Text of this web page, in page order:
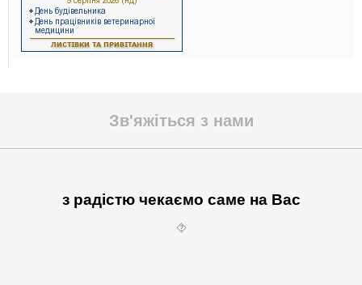
Зв'яжіться з нами
з радістю чекаємо саме на Вас
⯑